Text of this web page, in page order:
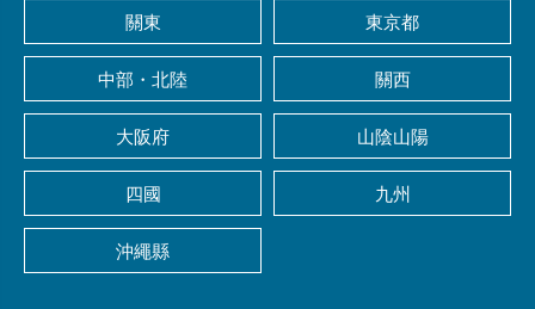
關東 東京都
中部・北陸 關西
大阪府 山陰山陽
四國 九州
沖繩縣